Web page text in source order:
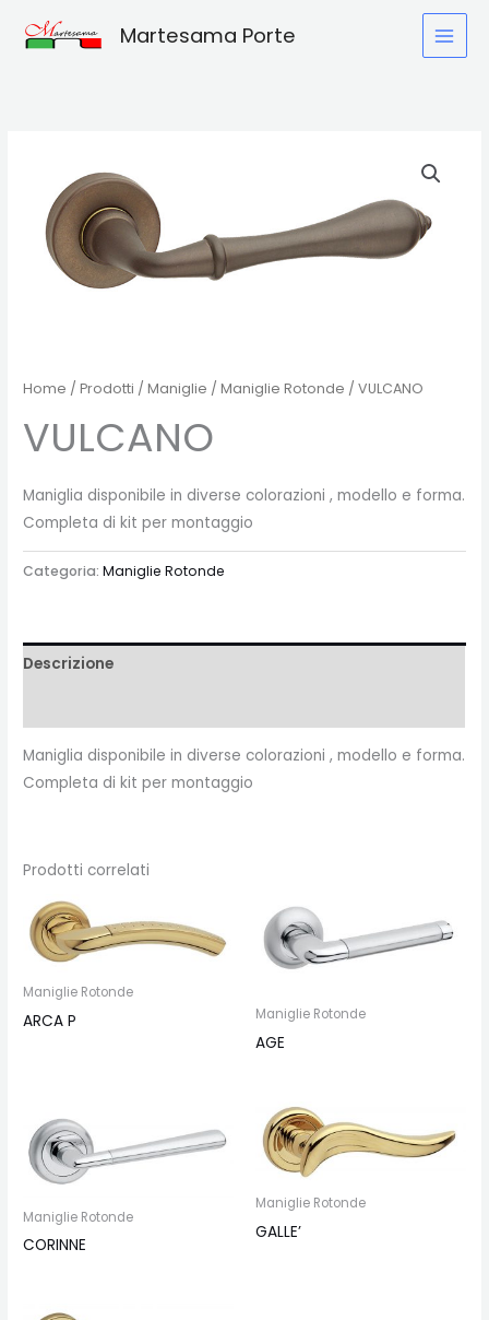
Martesama Porte
Home /Prodotti /Maniglie /Maniglie Rotonde / VULCANO
VULCANO
Maniglia disponibile in diverse colorazioni , modello e forma.
Completa di kit per montaggio
Categoria:Maniglie Rotonde
Descrizione
Maniglia disponibile in diverse colorazioni , modello e forma.
Completa di kit per montaggio
Prodotti correlati
Maniglie Rotonde
ARCA P Maniglie Rotonde
AGE
Maniglie Rotonde
CORINNE
Maniglie Rotonde
GALLE’